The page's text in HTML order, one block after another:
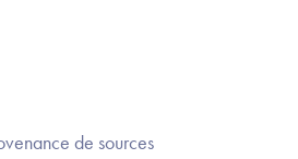
de sources